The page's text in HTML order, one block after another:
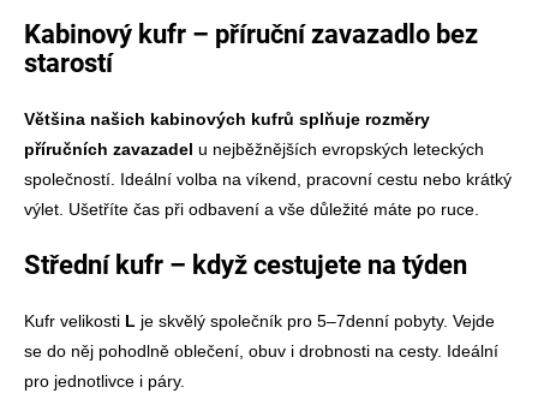
Kabinový kufr – příruční zavazadlo bez
starostí
Většina našich kabinových kufrů splňuje rozměry
příručních zavazadel u nejběžnějších evropských leteckých
společností. Ideální volba na víkend, pracovní cestu nebo krátký
výlet. Ušetříte čas při odbavení a vše důležité máte po ruce.
Střední kufr – když cestujete na týden
Kufr velikosti L je skvělý společník pro 5–7denní pobyty. Vejde
se do něj pohodlně oblečení, obuv i drobnosti na cesty. Ideální
pro jednotlivce i páry.